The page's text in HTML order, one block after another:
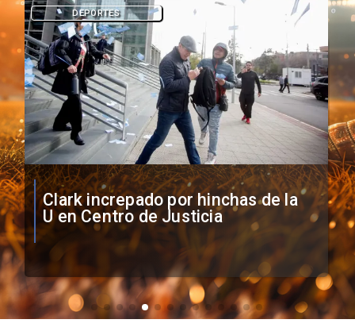
Vozinha firma contrato con Colo
Colo como nuevo arquero
DEPORTES